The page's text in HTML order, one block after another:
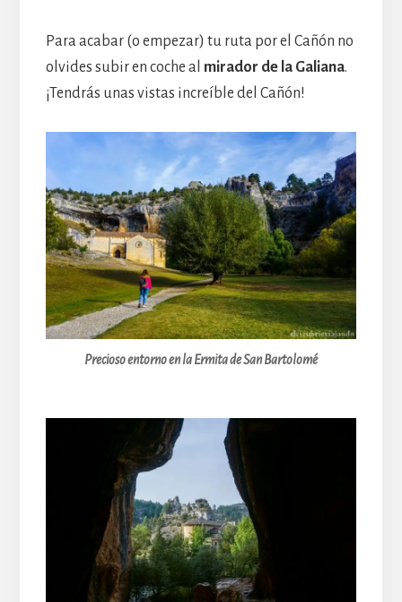
Para acabar (o empezar) tu ruta por el Cañón no
olvides subir en coche al mirador de la Galiana.
¡Tendrás unas vistas increíble del Cañón!
Precioso entorno en la Ermita de San Bartolomé